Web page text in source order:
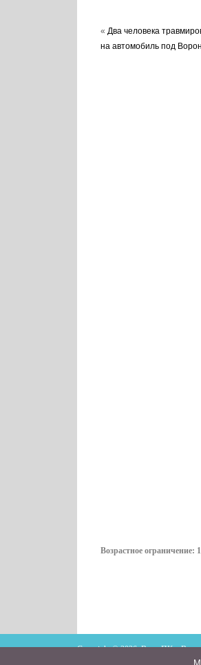
« Два человека
на автомобиль под
Возрастное ограничение:
Copyright © 2026. ВестиПК в